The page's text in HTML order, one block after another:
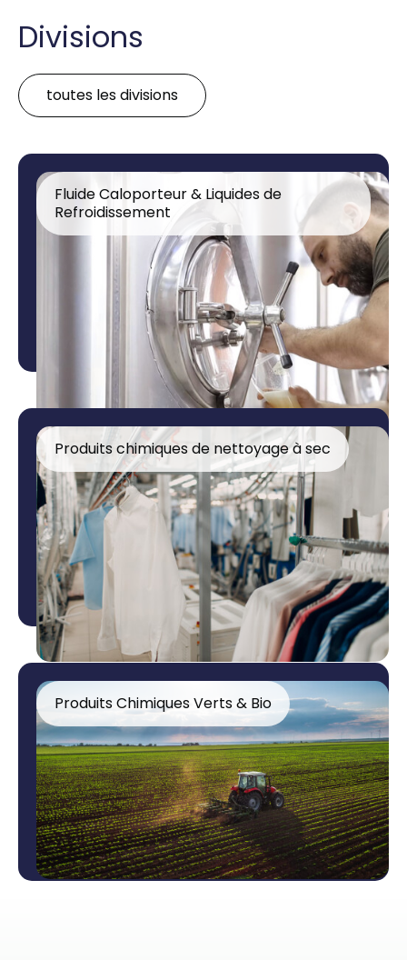
Divisions
toutes les divisions
Fluide Caloporteur & Liquides de
Refroidissement
Produits chimiques de nettoyage à sec
Produits Chimiques Verts & Bio